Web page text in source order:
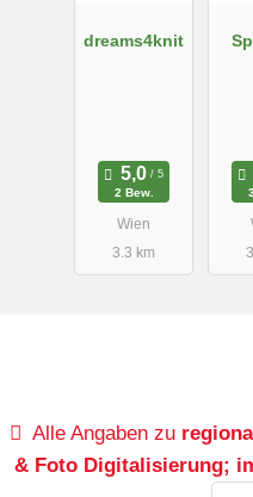
dreams4knit
2 Bew.
Wien
3.3 km
Alle Angaben zu
& Foto Digitalisierung;